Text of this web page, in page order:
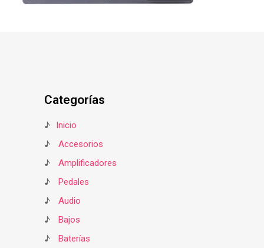
Categorías
♪
Inicio
♪
Accesorios
♪
Amplificadores
♪
Pedales
♪
Audio
♪
Bajos
♪
Baterías